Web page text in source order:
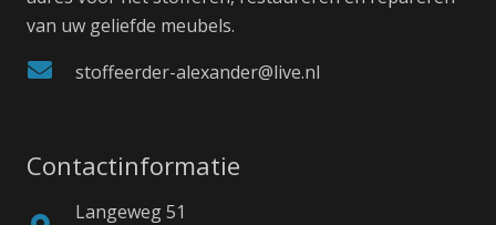
van uw geliefde meubels.
stoffeerder-alexander@live.nl
Contactinformatie
Langeweg 51